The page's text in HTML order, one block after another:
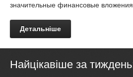
значительные финансовые
Детальніше
Найцікавіше за